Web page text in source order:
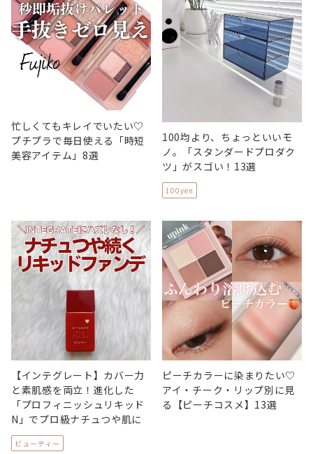
忙しくてもキレイでいたい♡
プチプラで毎日使える「時短
美容アイテム」8選
100均より、ちょっといいモ
ノ。「スタンダードプロダク
ツ」がスゴい！13選
100yen
【インテグレート】カバー力
と素肌感を両立！進化した
「プロフィニッシュリキッド
N」でプロ級ナチュつや肌に
ビューティー
ピーチカラーに染まりたい♡
アイ・チーク・リップ別に見
る【ピーチコスメ】13選